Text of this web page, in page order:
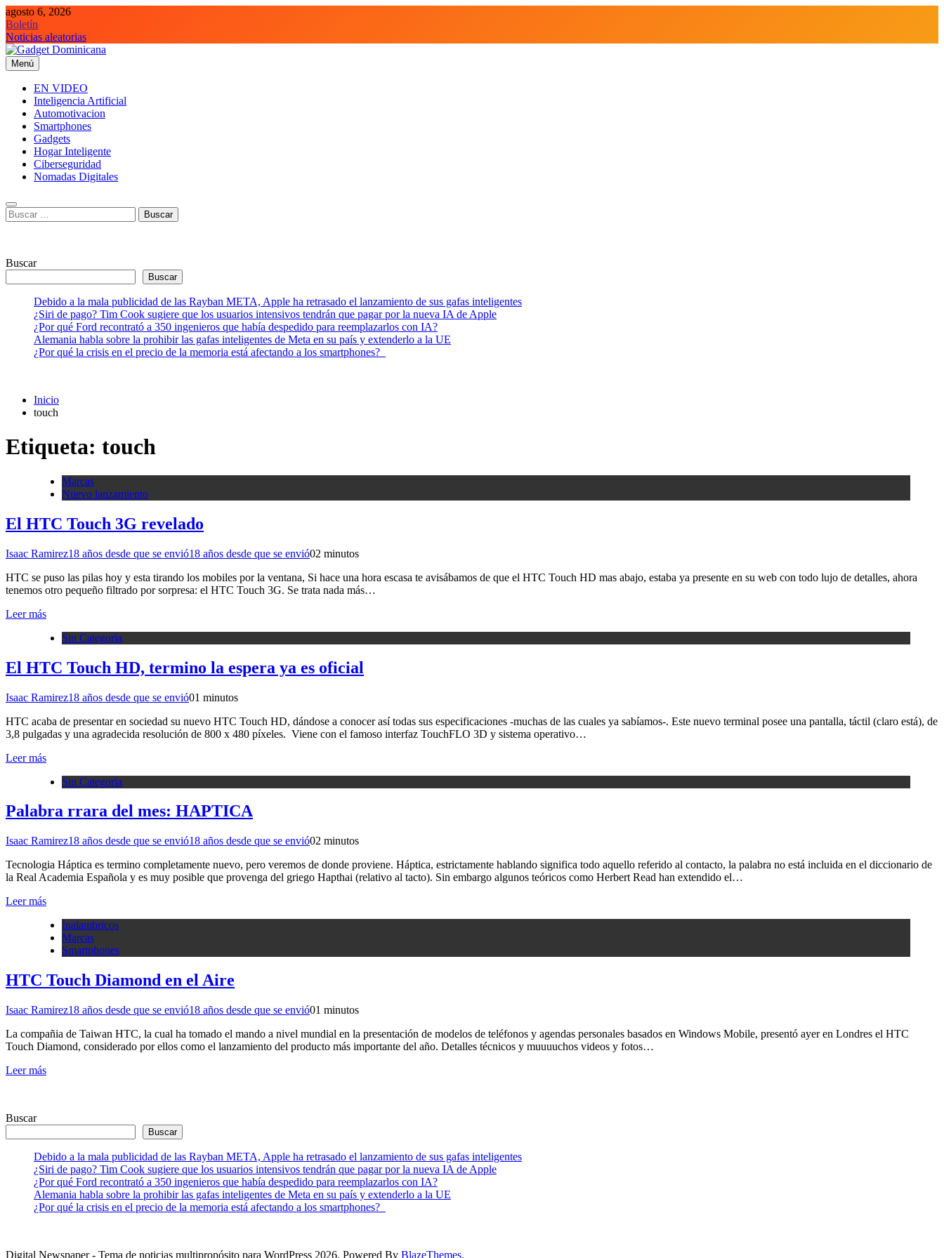
Saltar
al
contenido
agosto 6, 2026
Boletín
Noticias aleatorias
Gadget Dominicana
Gadgets y Tecnología de consumo
Menú
EN VIDEO
Inteligencia Artificial
Automotivacion
Smartphones
Gadgets
Hogar Inteligente
Ciberseguridad
Nomadas Digitales
Buscar:
Buscar
Buscar
Debido a la mala publicidad de las Rayban META, Apple ha retrasado el lanzamiento de sus gafas inteligentes
¿Siri de pago? Tim Cook sugiere que los usuarios intensivos tendrán que pagar por la nueva IA de Apple
¿Por qué Ford recontrató a 350 ingenieros que había despedido para reemplazarlos con IA?
Alemania habla sobre la prohibir las gafas inteligentes de Meta en su país y extenderlo a la UE
¿Por qué la crisis en el precio de la memoria está afectando a los smartphones?
Inicio
touch
Etiqueta: touch
Marcas
Nuevo lanzamiento
El HTC Touch 3G revelado
Isaac Ramirez18 años desde que se envió18 años desde que se envió02 minutos
HTC se puso las pilas hoy y esta tirando los mobiles por la ventana, Si hace una hora escasa te avisábamos de que el HTC Touch HD mas abajo, estaba ya presente en su web con todo lujo de detalles, ahora
tenemos otro pequeño filtrado por sorpresa: el HTC Touch 3G. Se trata nada más…
Leer más
Sin Categoria
El HTC Touch HD, termino la espera ya es oficial
Isaac Ramirez18 años desde que se envió01 minutos
HTC acaba de presentar en sociedad su nuevo HTC Touch HD, dándose a conocer así todas sus especificaciones -muchas de las cuales ya sabíamos-. Este nuevo terminal posee una pantalla, táctil (claro está), de
3,8 pulgadas y una agradecida resolución de 800 x 480 píxeles. Viene con el famoso interfaz TouchFLO 3D y sistema operativo…
Leer más
Sin Categoria
Palabra rrara del mes: HAPTICA
Isaac Ramirez18 años desde que se envió18 años desde que se envió02 minutos
Tecnologia Háptica es termino completamente nuevo, pero veremos de donde proviene. Háptica, estrictamente hablando significa todo aquello referido al contacto, la palabra no está incluida en el diccionario de
la Real Academia Española y es muy posible que provenga del griego Hapthai (relativo al tacto). Sin embargo algunos teóricos como Herbert Read han extendido el…
Leer más
Inalambricos
Marcas
Smartphones
HTC Touch Diamond en el Aire
Isaac Ramirez18 años desde que se envió18 años desde que se envió01 minutos
La compañia de Taiwan HTC, la cual ha tomado el mando a nivel mundial en la presentación de modelos de teléfonos y agendas personales basados en Windows Mobile, presentó ayer en Londres el HTC
Touch Diamond, considerado por ellos como el lanzamiento del producto más importante del año. Detalles técnicos y muuuuchos videos y fotos…
Leer más
Buscar
Buscar
Debido a la mala publicidad de las Rayban META, Apple ha retrasado el lanzamiento de sus gafas inteligentes
¿Siri de pago? Tim Cook sugiere que los usuarios intensivos tendrán que pagar por la nueva IA de Apple
¿Por qué Ford recontrató a 350 ingenieros que había despedido para reemplazarlos con IA?
Alemania habla sobre la prohibir las gafas inteligentes de Meta en su país y extenderlo a la UE
¿Por qué la crisis en el precio de la memoria está afectando a los smartphones?
Digital Newspaper - Tema de noticias multipropósito para WordPress 2026. Powered By BlazeThemes.